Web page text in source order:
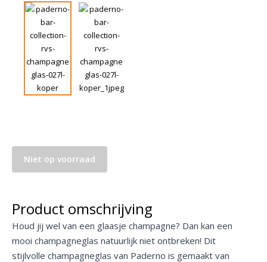
Niet op voorraad
Product omschrijving
Houd jij wel van een glaasje champagne? Dan kan een
mooi champagneglas natuurlijk niet ontbreken! Dit
stijlvolle champagneglas van Paderno is gemaakt van